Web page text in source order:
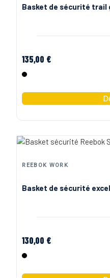
Basket de sécurité trail
135,00 €
Noir
REEBOK WORK
Basket de sécurité
130,00 €
Noir